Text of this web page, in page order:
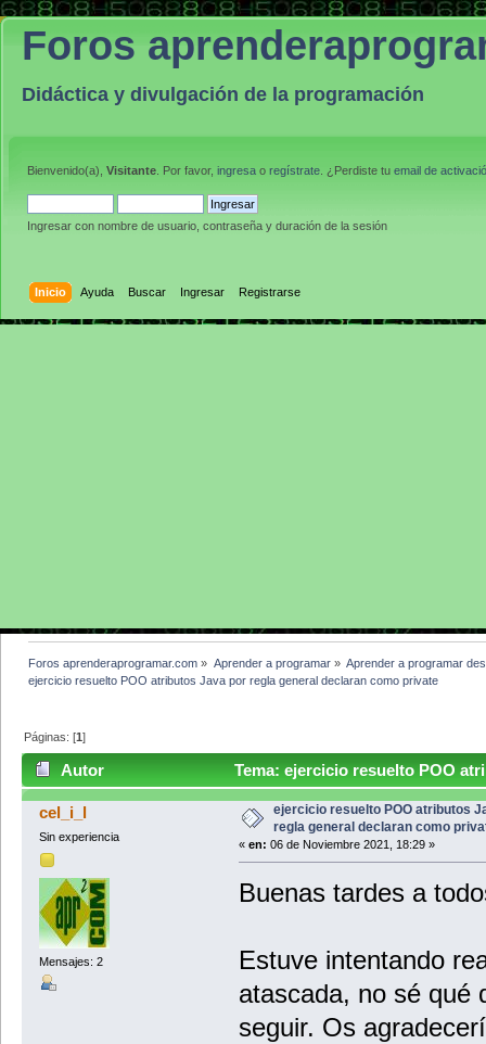
Foros
Didáctica y divulgación de la programación
Bienvenido(a), Visitante . Por favor, ingresa o regístrate . ¿Perdiste tu email de
Ingresar con nombre de usuario, contraseña y duración de la sesión
Inicio Ayuda Buscar Ingresar Registrarse
Foros aprenderaprogramar.com » Aprender a programar» Aprender a programar
ejercicio resuelto POO atributos Java por regla general declaran como private
Páginas: [1]
Autor
Tema: ejercicio resuelto POO
private (Leído 5285 veces)
cel_i_l
Sin experiencia
Mensajes: 2
ejercicio resuelto POO atributos
regla general declaran como
« en: 06 de Noviembre 2021, 18:29 »
Buenas tardes a
Estuve intentando
atascada, no sé qué
seguir. Os